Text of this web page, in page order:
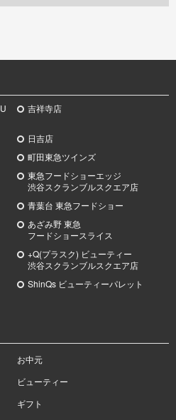
吉祥寺店
日吉店
町田東急ツインズ
東急フードショーエッジ
渋谷スクランブルスクエア店
青葉台 東急フードショー
あざみ野東急
フードショースライス
+Q(プラスク) ビューティー
渋谷スクランブルスクエア店
ShinQs ビューティーパレット
お中元
ビューティー
ギフト